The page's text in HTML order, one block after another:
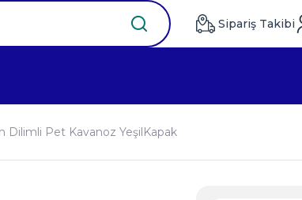
Sipariş Takibi
Dilimli Pet Kavanoz YeşilKapak